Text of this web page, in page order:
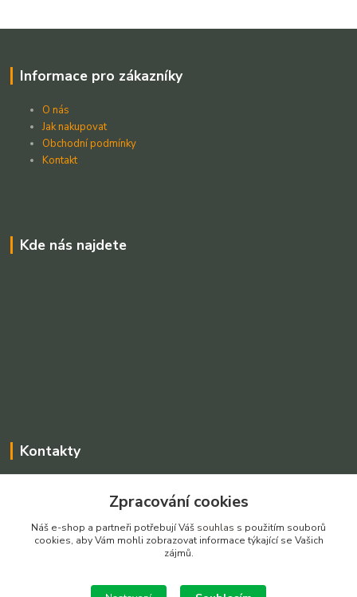
Informace pro zákazníky
O nás
Jak nakupovat
Obchodní podmínky
Kontakt
Kde nás najdete
Kontakty
+420 775025765
prodejnarezivadecin@seznam.cz
Zpracování cookies
Náš e-shop a partneři potřebují Váš souhlas s použitím souborů
cookies, aby Vám mohli zobrazovat informace týkající se Vašich
zájmů.